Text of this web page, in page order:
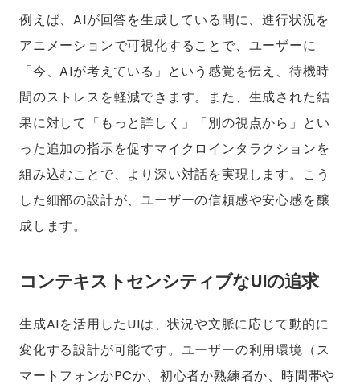
例えば、AIが回答を生成している間に、進行状況を
アニメーションで可視化することで、ユーザーに
「今、AIが考えている」という感覚を伝え、待機時
間のストレスを軽減できます。また、生成された結
果に対して「もっと詳しく」「別の視点から」とい
った追加の指示を促すマイクロインタラクションを
組み込むことで、より深い対話を実現します。こう
した細部の設計が、ユーザーの信頼感や安心感を醸
成します。
コンテキストセンシティブなUIの追求
生成AIを活用したUIは、状況や文脈に応じて動的に
変化する設計が可能です。ユーザーの利用環境（ス
マートフォンかPCか、初心者か熟練者か、時間帯や